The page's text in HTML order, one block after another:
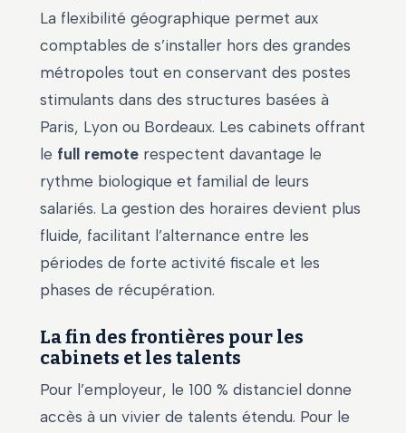
La flexibilité géographique permet aux
comptables de s’installer hors des grandes
métropoles tout en conservant des postes
stimulants dans des structures basées à
Paris, Lyon ou Bordeaux. Les cabinets offrant
le full remote respectent davantage le
rythme biologique et familial de leurs
salariés. La gestion des horaires devient plus
fluide, facilitant l’alternance entre les
périodes de forte activité fiscale et les
phases de récupération.
La fin des frontières pour les
cabinets et les talents
Pour l’employeur, le 100 % distanciel donne
accès à un vivier de talents étendu. Pour le